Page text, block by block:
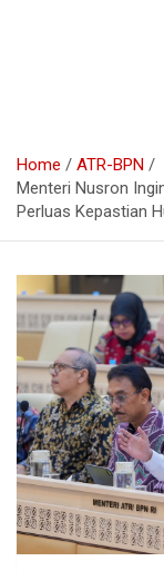
Home
ATR-BPN
Menteri Nusron
Perluas Kepastian